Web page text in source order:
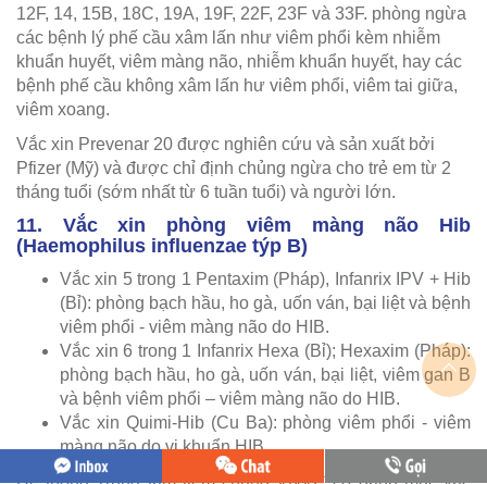
12F, 14, 15B, 18C, 19A, 19F, 22F, 23F và 33F. phòng ngừa
các bệnh lý phế cầu xâm lấn như viêm phổi kèm nhiễm
khuẩn huyết, viêm màng não, nhiễm khuẩn huyết, hay các
bệnh phế cầu không xâm lấn hư viêm phổi, viêm tai giữa,
viêm xoang.
Vắc xin Prevenar 20 được nghiên cứu và sản xuất bởi
Pfizer (Mỹ) và được chỉ định chủng ngừa cho trẻ em từ 2
tháng tuổi (sớm nhất từ 6 tuần tuổi) và người lớn.
11. Vắc xin phòng viêm màng não Hib
(Haemophilus influenzae týp B)
Vắc xin 5 trong 1 Pentaxim (Pháp), Infanrix IPV + Hib
(Bỉ): phòng bạch hầu, ho gà, uốn ván, bại liệt và bệnh
viêm phổi - viêm màng não do HIB.
Vắc xin 6 trong 1 Infanrix Hexa (Bỉ); Hexaxim (Pháp):
phòng bạch hầu, ho gà, uốn ván, bại liệt, viêm gan B
và bệnh viêm phổi – viêm màng não do HIB.
Vắc xin Quimi-Hib (Cu Ba): phòng viêm phổi - viêm
màng não do vi khuẩn HIB.